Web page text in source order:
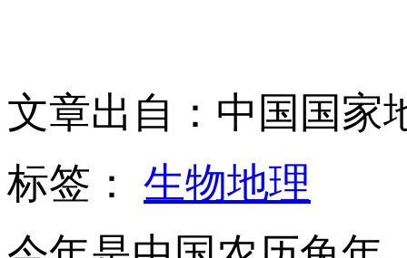
文章出自：中国国家
标签： 生物地理